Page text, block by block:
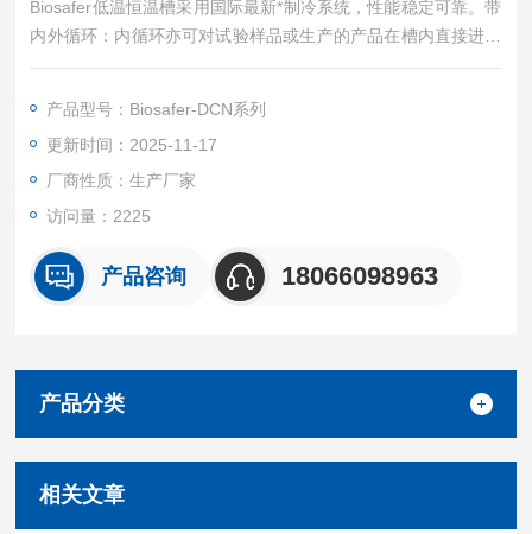
Biosafer低温恒温槽采用国际最新*制冷系统，性能稳定可靠。带
内外循环：内循环亦可对试验样品或生产的产品在槽内直接进行
恒定温度试验或测试，外循环功能通过高压泵对槽内液体介质的
用出水口通过保温软管将槽内恒温介质外引，建立外部恒温，为
测试实验或生产提供恒定温度的恒温冷却液，温度均匀恒定的液
体环境，恒温冷却液可循环重复使用。
产品型号：Biosafer-DCN系列
更新时间：2025-11-17
厂商性质：生产厂家
访问量：2225
产品咨询 18066098963
产品分类
相关文章